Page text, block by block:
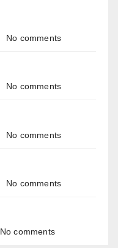
No comments
No comments
No comments
No comments
No comments